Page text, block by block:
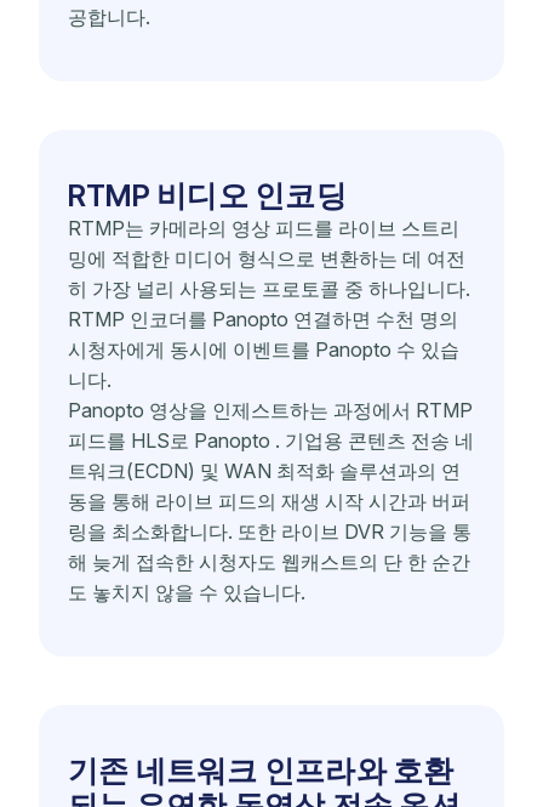
공합니다.
RTMP 비디오 인코딩
RTMP는 카메라의 영상 피드를 라이브 스트리
밍에 적합한 미디어 형식으로 변환하는 데 여전
히 가장 널리 사용되는 프로토콜 중 하나입니다.
RTMP 인코더를 Panopto 연결하면 수천 명의
시청자에게 동시에 이벤트를 Panopto 수 있습
니다.
Panopto 영상을 인제스트하는 과정에서 RTMP
피드를 HLS로 Panopto . 기업용 콘텐츠 전송 네
트워크(ECDN) 및 WAN 최적화 솔루션과의 연
동을 통해 라이브 피드의 재생 시작 시간과 버퍼
링을 최소화합니다. 또한 라이브 DVR 기능을 통
해 늦게 접속한 시청자도 웹캐스트의 단 한 순간
도 놓치지 않을 수 있습니다.
기존 네트워크 인프라와 호환